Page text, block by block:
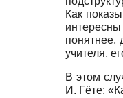
Как
понятнее,
учителя,
В этом
И. Гёте: